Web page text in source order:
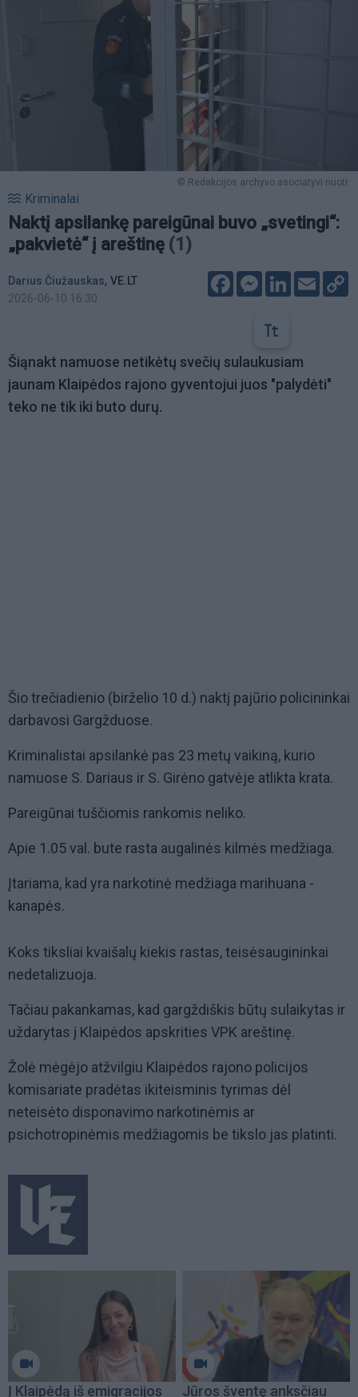
© Redakcijos archyvo asociatyvi nuotr.
Kriminalai
Naktį apsilankę pareigūnai buvo „svetingi“:
„pakvietė“ į areštinę (1)
Darius Čiužauskas, VE.LT
2026-06-10 16:30
FacebookMessenger
LinkedIn
Email
Šiąnakt namuose netikėtų svečių sulaukusiam
jaunam Klaipėdos rajono gyventojui juos "palydėti"
teko ne tik iki buto durų.
Šio trečiadienio (birželio 10 d.) naktį pajūrio policininkai
darbavosi Gargžduose.
Kriminalistai apsilankė pas 23 metų vaikiną, kurio
namuose S. Dariaus ir S. Girėno gatvėje atlikta krata.
Pareigūnai tuščiomis rankomis neliko.
Apie 1.05 val. bute rasta augalinės kilmės medžiaga.
Įtariama, kad yra narkotinė medžiaga marihuana -
kanapės.
Koks tiksliai kvaišalų kiekis rastas, teisėsaugininkai
nedetalizuoja.
Tačiau pakankamas, kad gargždiškis būtų sulaikytas ir
uždarytas į Klaipėdos apskrities VPK areštinę.
Žolė mėgėjo atžvilgiu Klaipėdos rajono policijos
komisariate pradėtas ikiteisminis tyrimas dėl
neteisėto disponavimo narkotinėmis ar
psichotropinėmis medžiagomis be tikslo jas platinti.
Į Klaipėdą iš emigracijos
Jūros šventę anksčiau